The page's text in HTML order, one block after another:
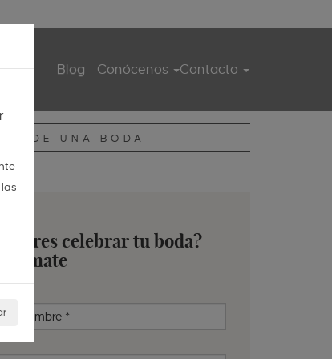
Blog Conócenos Contacto
DE UNA BODA
celebrar tu boda?
Nombre *